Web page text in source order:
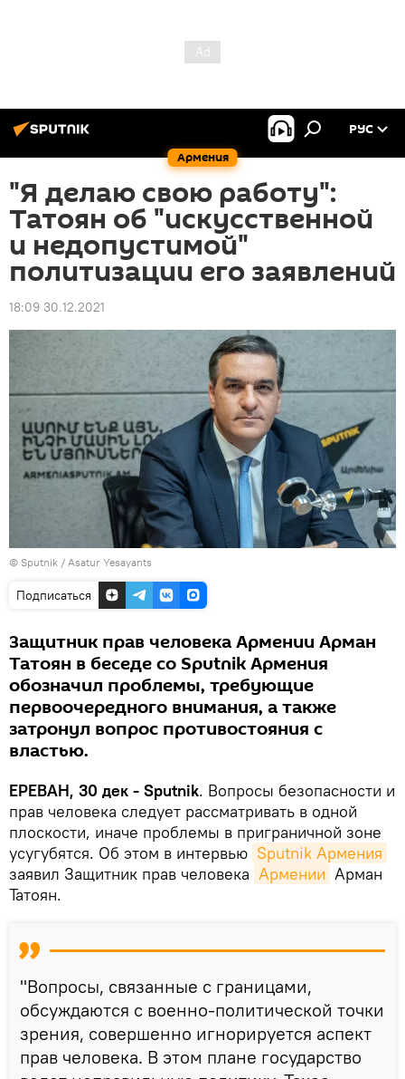
Армения
РУС
"Я делаю свою работу":
Татоян об "искусственной
и недопустимой"
политизации его заявлений
18:09 30.12.2021
© Sputnik / Asatur Yesayants
Подписаться
Защитник прав человека Армении Арман
Татоян в беседе со Sputnik Армения
обозначил проблемы, требующие
первоочередного внимания, а также
затронул вопрос противостояния с
властью.
ЕРЕВАН, 30 дек - Sputnik. Вопросы безопасности и
прав человека следует рассматривать в одной
плоскости, иначе проблемы в приграничной зоне
усугубятся. Об этом в интервью Sputnik Армения
заявил Защитник прав человека Армении Арман
Татоян.
"Вопросы, связанные с границами,
обсуждаются с военно-политической точки
зрения, совершенно игнорируется аспект
прав человека. В этом плане государство